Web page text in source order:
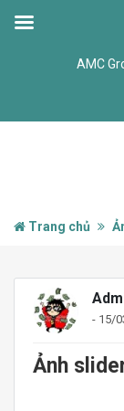
AMC
Trang chủ
- 15/
Ảnh